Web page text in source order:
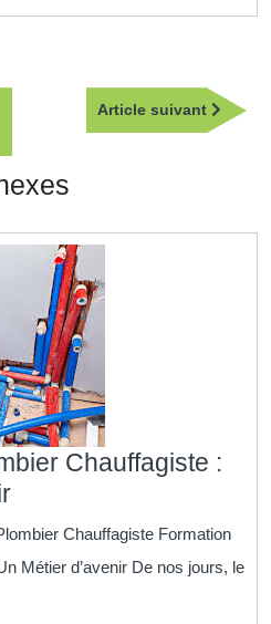
Article suivant
Article
Chauffagiste :
Formation
de
Plombier
Chauffagiste Formation
Métier d’avenir De nos jours, le